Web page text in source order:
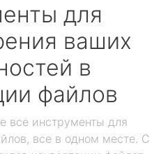
для
ваших
в
файлов
все инструменты для
все в одном месте. С